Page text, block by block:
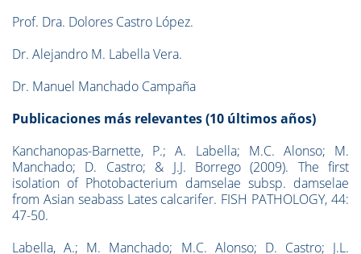
Prof. Dra. Dolores Castro López.
Dr. Alejandro M. Labella Vera.
Dr. Manuel Manchado Campaña
Publicaciones más relevantes (10 últimos años)
Kanchanopas-Barnette, P.; A. Labella; M.C. Alonso; M.
Manchado; D. Castro; & J.J. Borrego (2009). The first
isolation of Photobacterium damselae subsp. damselae
from Asian seabass Lates calcarifer. FISH PATHOLOGY, 44:
47-50.
Labella, A.; M. Manchado; M.C. Alonso; D. Castro; J.L.